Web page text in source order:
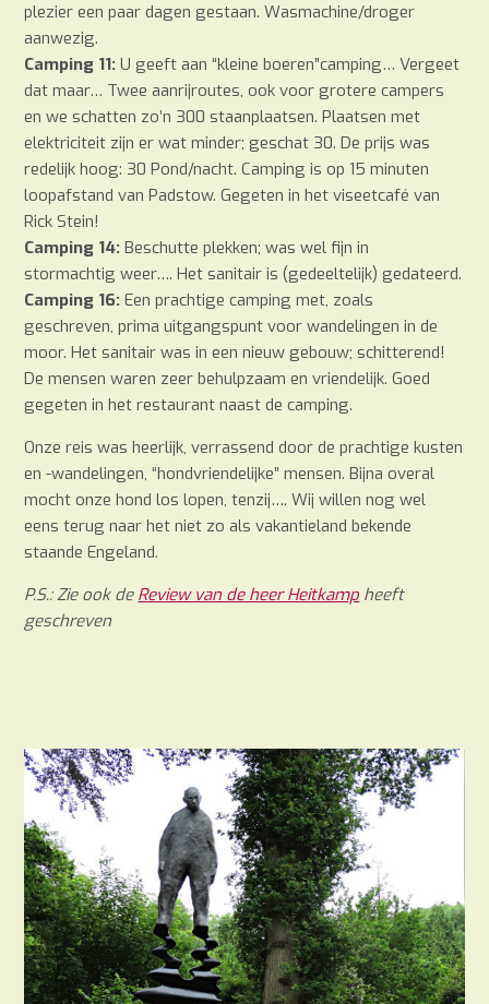
plezier een paar dagen gestaan. Wasmachine/droger
aanwezig.
Camping 11: U geeft aan “kleine boeren”camping… Vergeet
dat maar… Twee aanrijroutes, ook voor grotere campers
en we schatten zo’n 300 staanplaatsen. Plaatsen met
elektriciteit zijn er wat minder; geschat 30. De prijs was
redelijk hoog: 30 Pond/nacht. Camping is op 15 minuten
loopafstand van Padstow. Gegeten in het viseetcafé van
Rick Stein!
Camping 14: Beschutte plekken; was wel fijn in
stormachtig weer…. Het sanitair is (gedeeltelijk) gedateerd.
Camping 16: Een prachtige camping met, zoals
geschreven, prima uitgangspunt voor wandelingen in de
moor. Het sanitair was in een nieuw gebouw; schitterend!
De mensen waren zeer behulpzaam en vriendelijk. Goed
gegeten in het restaurant naast de camping.
Onze reis was heerlijk, verrassend door de prachtige kusten
en -wandelingen, “hondvriendelijke” mensen. Bijna overal
mocht onze hond los lopen, tenzij…. Wij willen nog wel
eens terug naar het niet zo als vakantieland bekende
staande Engeland.
P.S.: Zie ook de Review van de heer Heitkamp heeft
geschreven